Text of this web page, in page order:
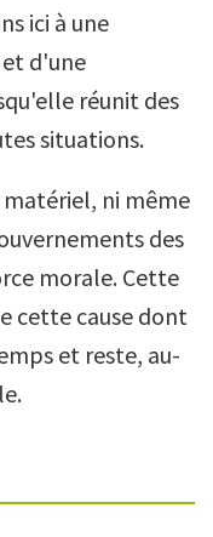
ici à une
d'une
réunit des
situations.
ni même
des
morale. Cette
cette cause dont
et reste, au-